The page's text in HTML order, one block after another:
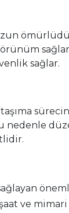
sağlar.
nedenle
ve